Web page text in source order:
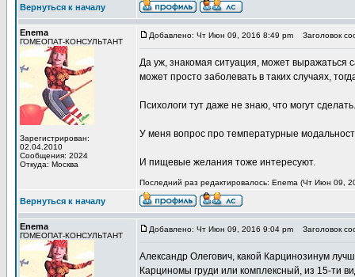
Вернуться к началу
Enema
ГОМЕОПАТ-КОНСУЛЬТАНТ
Зарегистрирован:
02.04.2010
Сообщения: 2024
Откуда: Москва
Добавлено: Чт Июн 09, 2016 8:49 pm Заголовок
Да уж, знакомая ситуация, может
может просто заболевать в таких случаях,
Психологи тут даже не знаю, что могут
У меня вопрос про температурные
И пищевые желания тоже интересуют.
Последний раз редактировалось: Enema (Чт Июн 09,
Вернуться к началу
Enema
ГОМЕОПАТ-КОНСУЛЬТАНТ
Добавлено: Чт Июн 09, 2016 9:04 pm Заголовок
Александр Олегович, какой Карцинозинум
Карциномы груди или комплексный, из 15-ти